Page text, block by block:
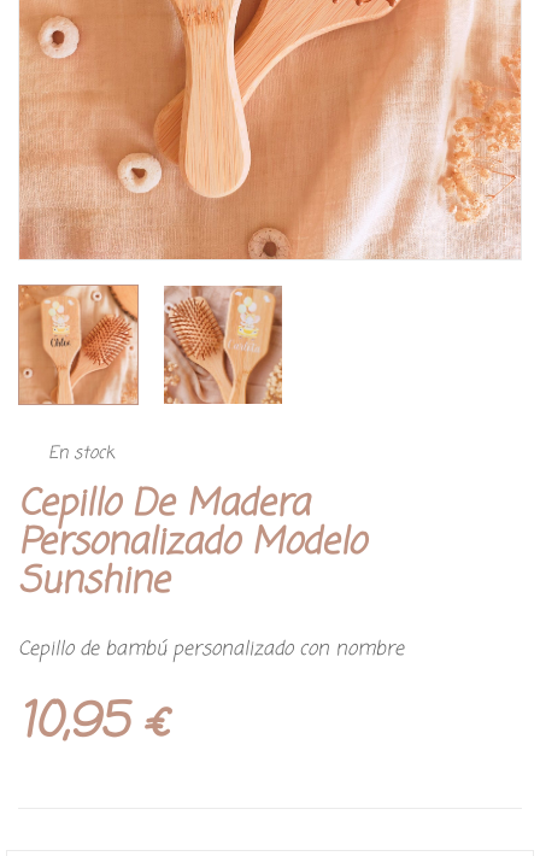
En stock
Cepillo De Madera
Personalizado Modelo
Sunshine
Cepillo de bambú personalizado con nombre
10,95€